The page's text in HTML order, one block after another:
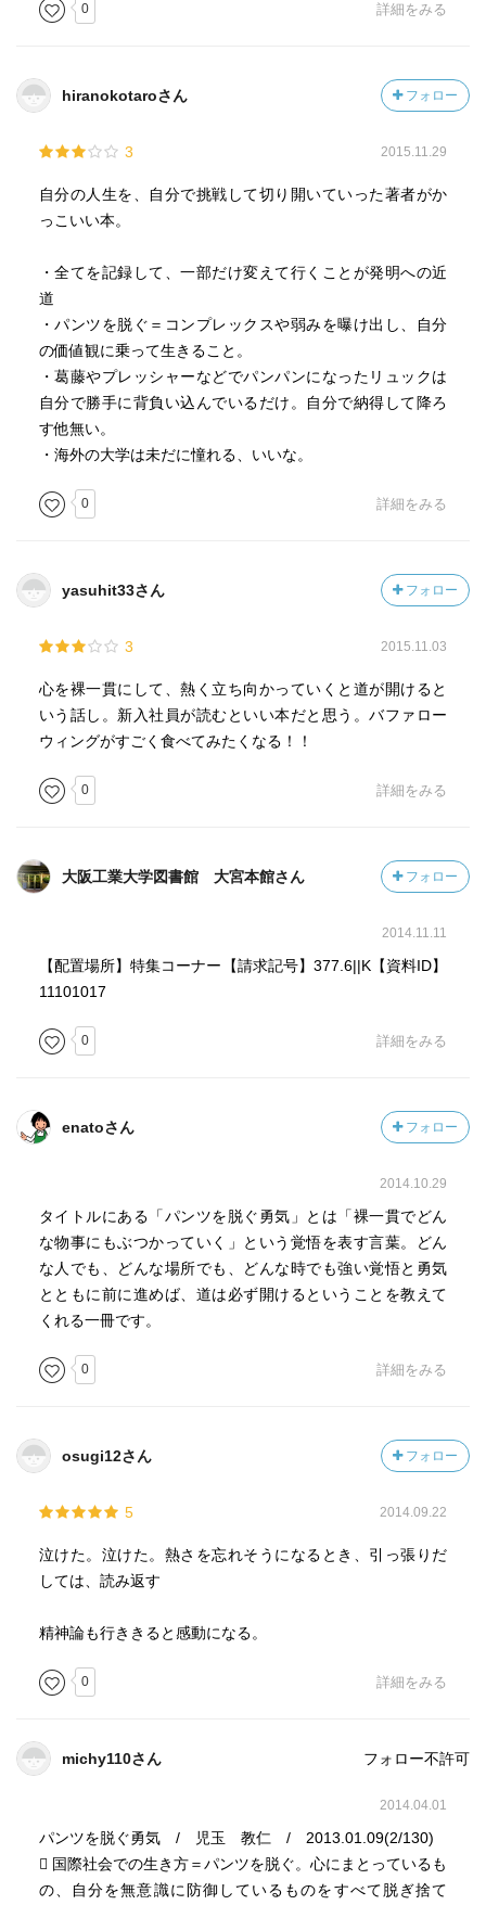
0 詳細をみる
hiranokotaroさん フォロー
3 2015.11.29
自分の人生を、自分で挑戦して切り開いていった著者がか
っこいい本。
・全てを記録して、一部だけ変えて行くことが発明への近
道
・パンツを脱ぐ＝コンプレックスや弱みを曝け出し、自分
の価値観に乗って生きること。
・葛藤やプレッシャーなどでパンパンになったリュックは
自分で勝手に背負い込んでいるだけ。自分で納得して降ろ
す他無い。
・海外の大学は未だに憧れる、いいな。
0 詳細をみる
yasuhit33さん フォロー
3 2015.11.03
心を裸一貫にして、熱く立ち向かっていくと道が開けると
いう話し。新入社員が読むといい本だと思う。バファロー
ウィングがすごく食べてみたくなる！！
0 詳細をみる
大阪工業大学図書館 大宮本館さん フォロー
2014.11.11
【配置場所】特集コーナー【請求記号】377.6||K【資料ID】
11101017
0 詳細をみる
enatoさん フォロー
2014.10.29
タイトルにある「パンツを脱ぐ勇気」とは「裸一貫でどん
な物事にもぶつかっていく」という覚悟を表す言葉。どん
な人でも、どんな場所でも、どんな時でも強い覚悟と勇気
とともに前に進めば、道は必ず開けるということを教えて
くれる一冊です。
0 詳細をみる
osugi12さん フォロー
5 2014.09.22
泣けた。泣けた。熱さを忘れそうになるとき、引っ張りだ
しては、読み返す
精神論も行ききると感動になる。
0 詳細をみる
michy110さん フォロー不許可
2014.04.01
パンツを脱ぐ勇気 / 児玉 教仁 / 2013.01.09(2/130)
 国際社会での生き方＝パンツを脱ぐ。心にまとっているも
の、自分を無意識に防御しているものをすべて脱ぎ捨て